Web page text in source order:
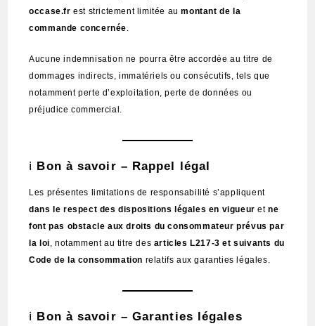
occase.fr est strictement limitée aumontant de la
commande concernée.
Aucune indemnisation ne pourra être accordée au titre de
dommages indirects, immatériels ou consécutifs, tels que
notamment perte d’exploitation, perte de données ou
préjudice commercial.
ℹ️ Bon à savoir – Rappel légal
Les présentes limitations de responsabilité s’appliquent
dans le respect des dispositions légales en vigueur etne
font pas obstacle aux droits du consommateur prévus par
la loi, notamment au titre des articles L217-3 et suivants du
Code de la consommation relatifs aux garanties légales.
ℹ️ Bon à savoir – Garanties légales